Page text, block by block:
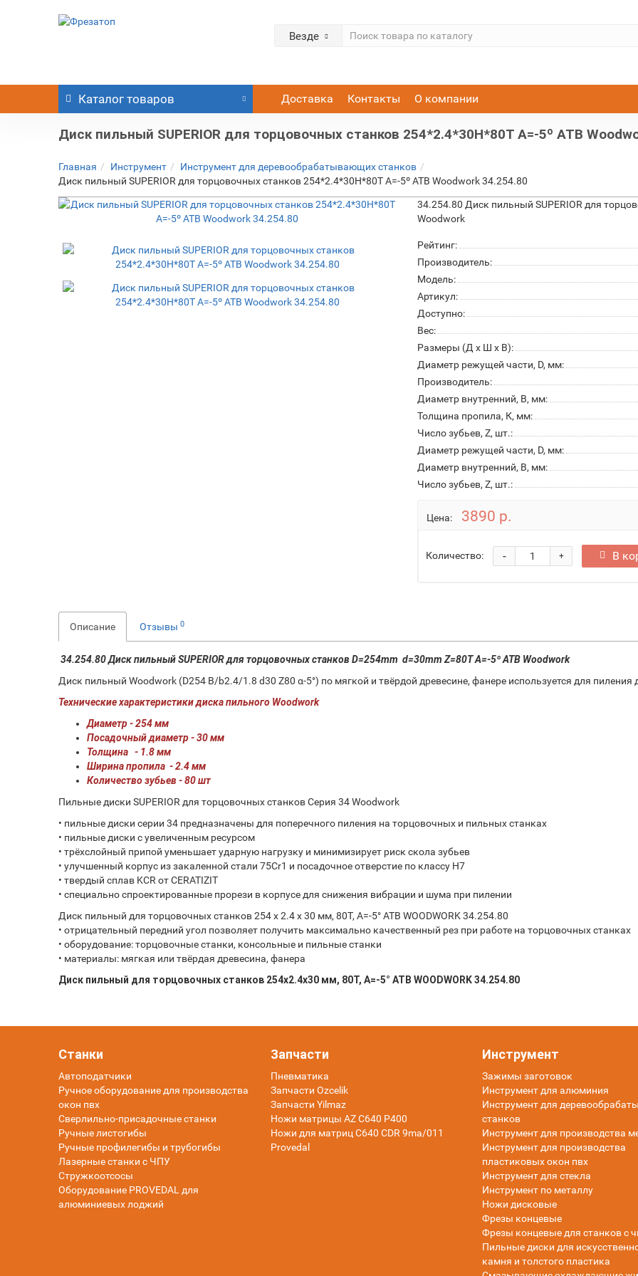
Везде
Каталог товаров Доставка Контакты О компании
Диск пильный SUPERIOR для торцовочных станков 254*2.4*30H*80T A=-5º ATB
Главная Инструмент
Инструмент для деревообрабатывающих станков
Диск пильный SUPERIOR для торцовочных станков 254*2.4*30H*80T A=-5º ATB Woodwork 34.254.80
34.254.80 Диск пильный SUPERIOR для
Woodwork
Рейтинг:
Производитель:
Модель:
Артикул:
Доступно:
Вес:
Размеры (Д x Ш x В):
Диаметр режущей части, D, мм:
Производитель:
Диаметр внутренний, B, мм:
Толщина пропила, К, мм:
Число зубьев, Z, шт.:
Диаметр режущей части, D, мм:
Диаметр внутренний, B, мм:
Число зубьев, Z, шт.:
Цена: 3890 р.
Количество: +
- В
Описание Отзывы0
34.254.80 Диск пильный SUPERIOR для торцовочных станков D=254mm d=30mm Z=80T A=-5º ATB Woodwork
Диск пильный Woodwork (D254 B/b2.4/1.8 d30 Z80 α-5°) по мягкой и твёрдой древесине, фанере используется для пиления
Технические характеристики диска пильного Woodwork
Диаметр - 254 мм
Посадочный диаметр - 30 мм
Толщина - 1.8 мм
Ширина пропила - 2.4 мм
Количество зубьев - 80 шт
Пильные диски SUPERIOR для торцовочных станков Серия 34 Woodwork
• пильные диски серии 34 предназначены для поперечного пиления на торцовочных и пильных станках
• пильные диски с увеличенным ресурсом
• трёхслойный припой уменьшает ударную нагрузку и минимизирует риск скола зубьев
• улучшенный корпус из закаленной стали 75Cr1 и посадочное отверстие по классу H7
• твердый сплав KCR от CERATIZIT
• специально спроектированные прорези в корпусе для снижения вибрации и шума при пилении
Диск пильный для торцовочных станков 254 x 2.4 x 30 мм, 80T, A=-5° ATB WOODWORK 34.254.80
• отрицательный передний угол позволяет получить максимально качественный рез при работе на торцовочных станках
• оборудование: торцовочные станки, консольные и пильные станки
• материалы: мягкая или твёрдая древесина, фанера
Диск пильный для торцовочных станков 254x2.4x30 мм, 80T, A=-5° ATB WOODWORK 34.254.80
Станки
Автоподатчики
Ручное оборудование для производства
окон пвх
Сверлильно-присадочные станки
Ручные листогибы
Ручные профилегибы и трубогибы
Лазерные станки с ЧПУ
Стружкоотсосы
Оборудование PROVEDAL для
алюминиевых лоджий
Запчасти
Пневматика
Запчасти Ozcelik
Запчасти Yilmaz
Ножи матрицы AZ C640 P400
Ножи для матриц C640 CDR 9ma/011
Provedal
Инструмент
Зажимы заготовок
Инструмент для алюминия
Инструмент для
станков
Инструмент для производства
Инструмент для производства
пластиковых окон пвх
Инструмент для стекла
Инструмент по металлу
Ножи дисковые
Фрезы концевые
Фрезы концевые для станков с
Пильные диски для
камня и толстого пластика